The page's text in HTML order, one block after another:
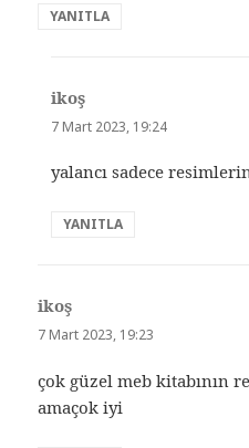
YANITLA
ikoş
ki:
7 Mart 2023, 19:24
yalancı sadece
YANITLA
ikoş
ki:
7 Mart 2023, 19:23
çok güzel meb kitabının
amaçok iyi